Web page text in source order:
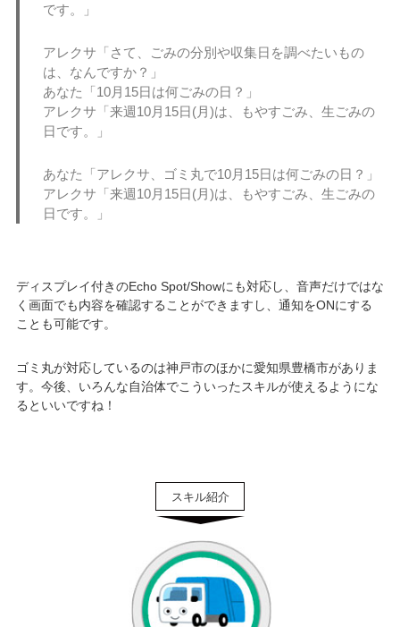
です。」
アレクサ「さて、ごみの分別や収集日を調べたいもの
は、なんですか？」
あなた「10月15日は何ごみの日？」
アレクサ「来週10月15日(月)は、もやすごみ、生ごみの
日です。」
あなた「アレクサ、ゴミ丸で10月15日は何ごみの日？」
アレクサ「来週10月15日(月)は、もやすごみ、生ごみの
日です。」
ディスプレイ付きのEcho Spot/Showにも対応し、音声だけではな
く画面でも内容を確認することができますし、通知をONにする
ことも可能です。
ゴミ丸が対応しているのは神戸市のほかに愛知県豊橋市がありま
す。今後、いろんな自治体でこういったスキルが使えるようにな
るといいですね！